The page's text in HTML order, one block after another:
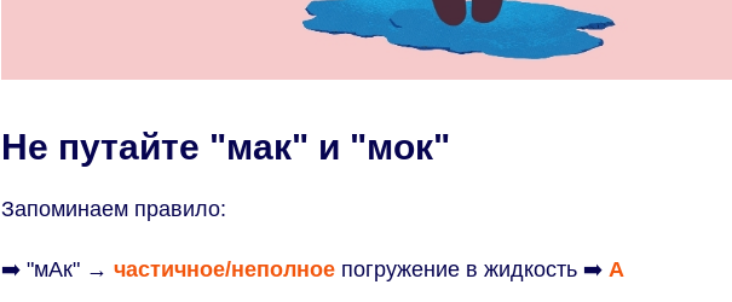
Не путайте "мак" и "мок"
Запоминаем правило:
➡️ "мАк" → частичное/неполное погружение в жидкость ➡️ А